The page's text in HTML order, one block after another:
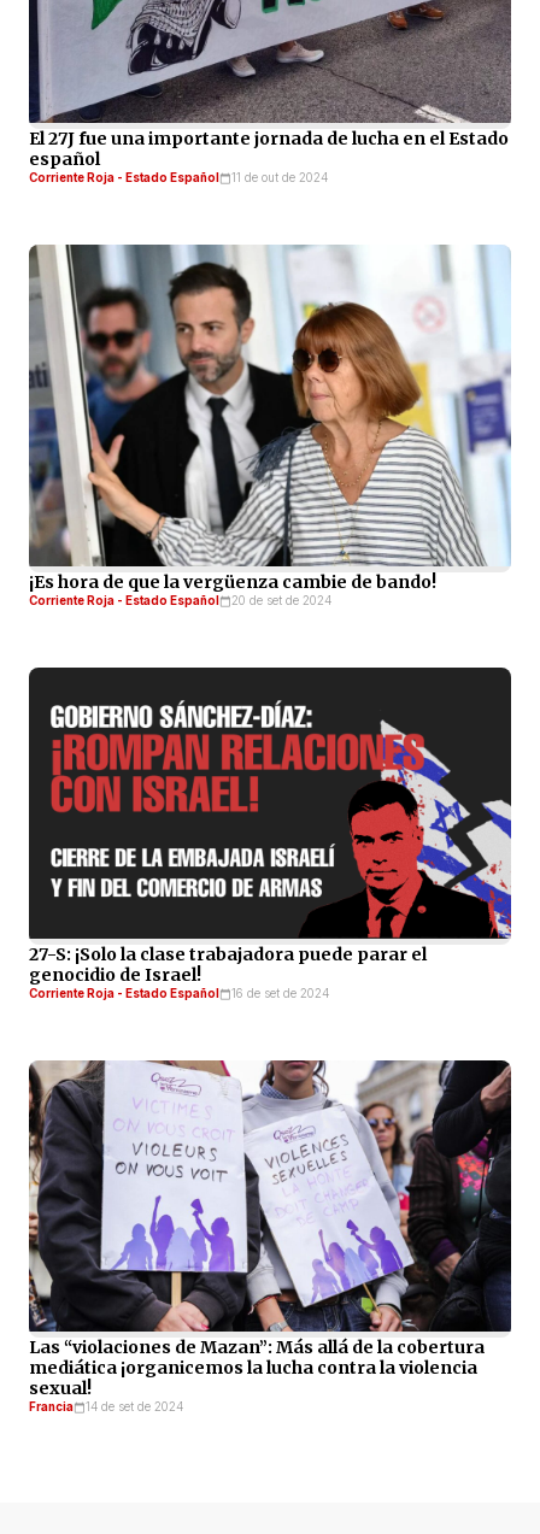
El 27J fue una importante jornada de lucha en el Estado
español
Corriente Roja - Estado Español 11 de out de 2024
¡Es hora de que la vergüenza cambie de bando!
Corriente Roja - Estado Español 20 de set de 2024
27-S: ¡Solo la clase trabajadora puede parar el
genocidio de Israel!
Corriente Roja - Estado Español 16 de set de 2024
Las “violaciones de Mazan”: Más allá de la cobertura
mediática ¡organicemos la lucha contra la violencia
sexual!
Francia 14 de set de 2024